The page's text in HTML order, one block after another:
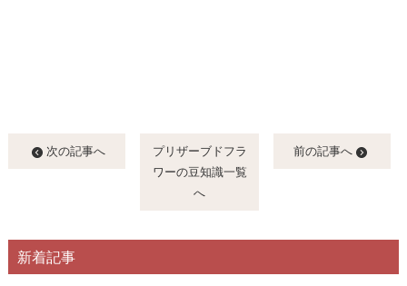
次の記事へ
プリザーブドフラ
ワーの豆知識一覧
へ
前の記事へ
新着記事